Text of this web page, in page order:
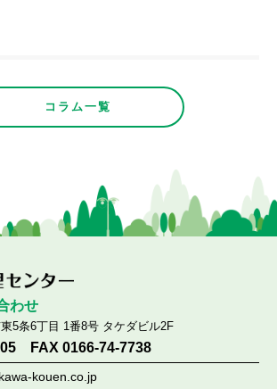
コラム一覧
わせ
5条6丁目 1番8号 タケダビル2F
FAX 0166-74-7738
kouen.co.jp